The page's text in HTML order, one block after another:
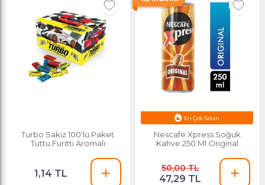
Turbo Sakız 100'lü Paket
Tuttu Furitti Aromalı
1,14 TL
En Çok Satan
Nescafe Xpress Soğuk
Kahve 250 Ml Original
50,00 TL
47,29 TL